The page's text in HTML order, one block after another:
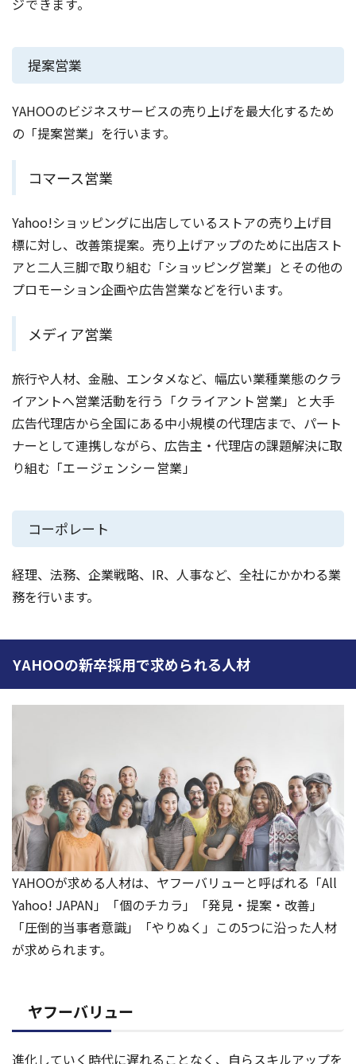
提案営業
YAHOOのビジネスサービスの売り上げを最大化するため
の「提案営業」を行います。
コマース営業
Yahoo!ショッピングに出店しているストアの売り上げ⽬
標に対し、改善策提案。売り上げアップのために出店スト
アと⼆⼈三脚で取り組む「ショッピング営業」とその他の
プロモーション企画や広告営業などを行います。
メディア営業
旅行や人材、金融、エンタメなど、幅広い業種業態のクラ
イアントへ営業活動を行う「クライアント営業」と 大手
広告代理店から全国にある中小規模の代理店まで、パート
ナーとして連携しながら、広告主・代理店の課題解決に取
り組む「エージェンシー営業」
コーポレート
経理、法務、企業戦略、IR、人事など、全社にかかわる業
務を行います。
YAHOOの新卒採用で求められる人材
YAHOOが求める人材は、ヤフーバリューと呼ばれる「All
Yahoo! JAPAN」「個のチカラ」「発見・提案・改善」
「圧倒的当事者意識」「やりぬく」この5つに沿った人材
が求められます。
ヤフーバリュー
進化していく時代に遅れることなく、自らスキルアップを